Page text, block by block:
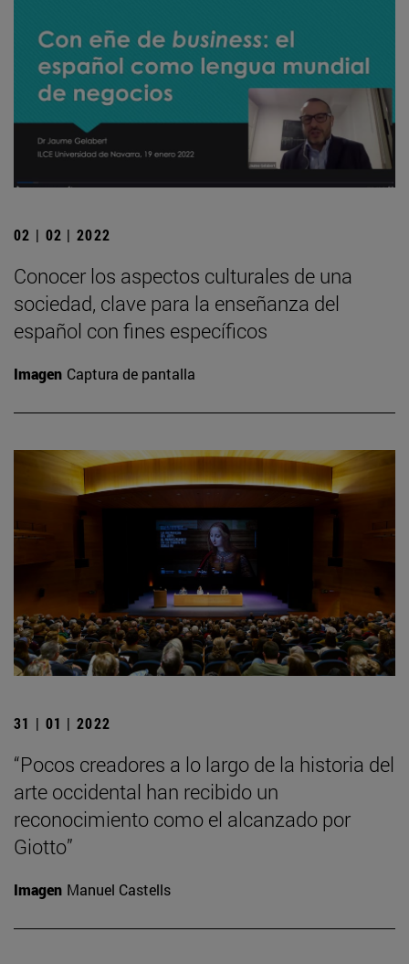
02 | 02 | 2022
Conocer los aspectos culturales de una
sociedad, clave para la enseñanza del
español con fines específicos
Imagen Captura de pantalla
31 | 01 | 2022
“Pocos creadores a lo largo de la historia del
arte occidental han recibido un
reconocimiento como el alcanzado por
Giotto”
Imagen Manuel Castells